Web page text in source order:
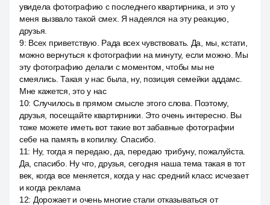
увидела фотографию с последнего квартирника, и это у
меня вызвало такой смех. Я надеялся на эту реакцию,
друзья.
9: Всех приветствую. Рада всех чувствовать. Да, мы, кстати,
можно вернуться к фотографии на минуту, если можно. Мы
эту фотографию делали с моментом, чтобы мы не
смеялись. Такая у нас была, ну, позиция семейки аддамс.
Мне кажется, это у нас
10: Случилось в прямом смысле этого слова. Поэтому,
друзья, посещайте квартирники. Это очень интересно. Вы
тоже можете иметь вот такие вот забавные фотографии
себе на память в копилку. Спасибо.
11: Ну, тогда я передаю, да, передаю трибуну, пожалуйста.
Да, спасибо. Ну что, друзья, сегодня наша тема такая в тот
век, когда все меняется, когда у нас средний класс исчезает
и когда реклама
12: Дорожает и очень многие стали отказываться от